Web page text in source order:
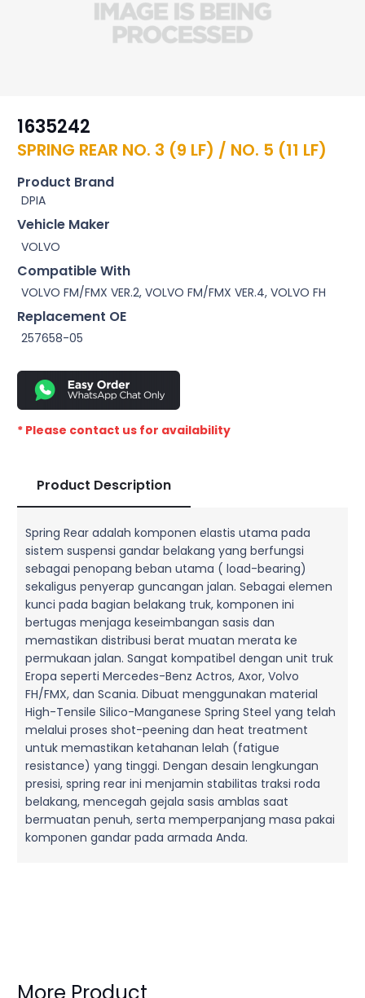
1635242
SPRING REAR NO. 3 (9 LF) / NO. 5 (11 LF)
Product Brand
DPIA
Vehicle Maker
VOLVO
Compatible With
VOLVO FM/FMX VER.2, VOLVO FM/FMX VER.4, VOLVO FH
Replacement OE
257658-05
* Please contact us for availability
Product Description
Spring Rear adalah komponen elastis utama pada
sistem suspensi gandar belakang yang berfungsi
sebagai penopang beban utama ( load-bearing)
sekaligus penyerap guncangan jalan. Sebagai elemen
kunci pada bagian belakang truk, komponen ini
bertugas menjaga keseimbangan sasis dan
memastikan distribusi berat muatan merata ke
permukaan jalan. Sangat kompatibel dengan unit truk
Eropa seperti Mercedes-Benz Actros, Axor, Volvo
FH/FMX, dan Scania. Dibuat menggunakan material
High-Tensile Silico-Manganese Spring Steel yang telah
melalui proses shot-peening dan heat treatment
untuk memastikan ketahanan lelah (fatigue
resistance) yang tinggi. Dengan desain lengkungan
presisi, spring rear ini menjamin stabilitas traksi roda
belakang, mencegah gejala sasis amblas saat
bermuatan penuh, serta memperpanjang masa pakai
komponen gandar pada armada Anda.